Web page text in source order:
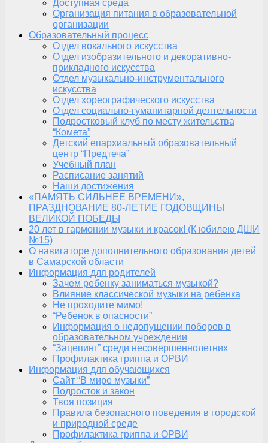
Доступная среда
Организация питания в образовательной
организации
Образовательный процесс
Отдел вокального искусства
Отдел изобразительного и декоративно-
прикладного искусства
Отдел музыкально-инструментального
искусства
Отдел хореографического искусства
Отдел социально-гуманитарной деятельности
Подростковый клуб по месту жительства
“Комета”
Детский епархиальный образовательный
центр “Предтеча”
Учебный план
Расписание занятий
Наши достижения
«ПАМЯТЬ СИЛЬНЕЕ ВРЕМЕНИ»,
ПРАЗДНОВАНИЕ 80-ЛЕТИЕ ГОДОВЩИНЫ
ВЕЛИКОЙ ПОБЕДЫ
20 лет в гармонии музыки и красок! (К юбилею ДШИ
№15)
О навигаторе дополнительного образования детей
в Самарской области
Информация для родителей
Зачем ребенку заниматься музыкой?
Влияние классической музыки на ребенка
Не проходите мимо!
“Ребенок в опасности”
Информация о недопущении поборов в
образовательном учреждении
“Зацепинг” среди несовершеннолетних
Профилактика гриппа и ОРВИ
Информация для обучающихся
Сайт “В мире музыки”
Подросток и закон
Твоя позиция
Правила безопасного поведения в городской
и природной среде
Профилактика гриппа и ОРВИ